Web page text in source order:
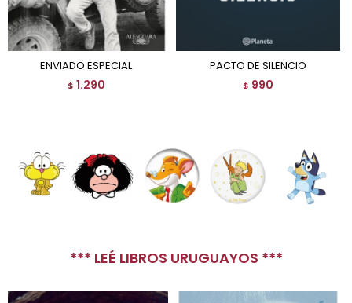
ENVIADO ESPECIAL
$ 1.290
PACTO DE SILENCIO
$ 990
*** LEÉ LIBROS URUGUAYOS ***